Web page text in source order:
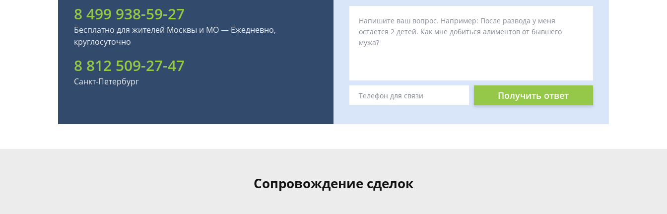
8 499 938-59-27
Бесплатно для жителей Москвы и МО — Ежедневно,
круглосуточно
8 812 509-27-47
Санкт-Петербург
Получить ответ
Сопровождение сделок